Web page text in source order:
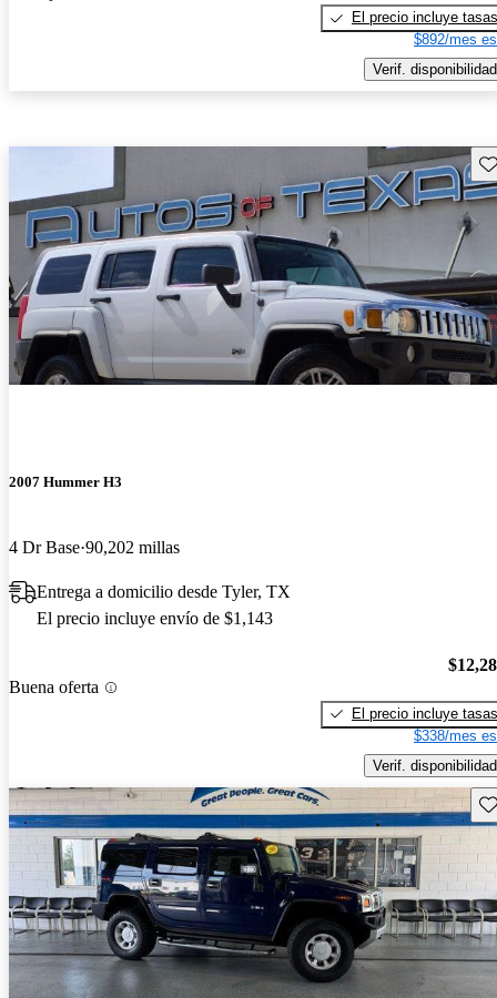
El precio incluye tasas
$892/mes
Verif. disponibilidad
2007 Hummer H3
4 Dr Base 90,202 millas
Entrega a domicilio desde Tyler, TX
El precio incluye envío de $1,143
Buena oferta
El precio incluye tasas
$338/mes
Verif. disponibilidad